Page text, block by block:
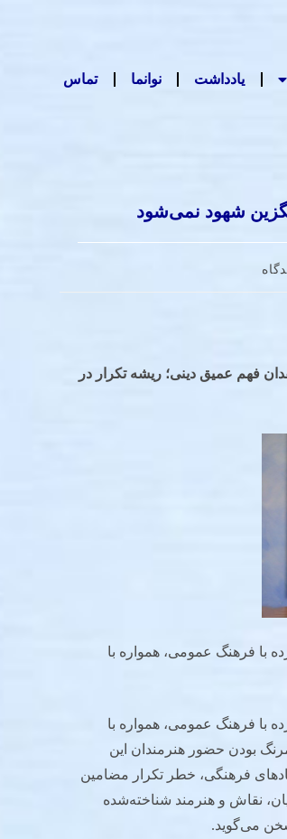
یادداشت‌ نوانما تماس
شهود نمی‌شود
فهم عمیق دینی؛ ریشه تکرار در
با فرهنگ عمومی، همواره با
با فرهنگ عمومی، همواره با
بودن حضور هنرمندان این
فرهنگی، خطر تکرار مضامین
نقاش و هنرمند شناخته‌شده
می‌گوید.